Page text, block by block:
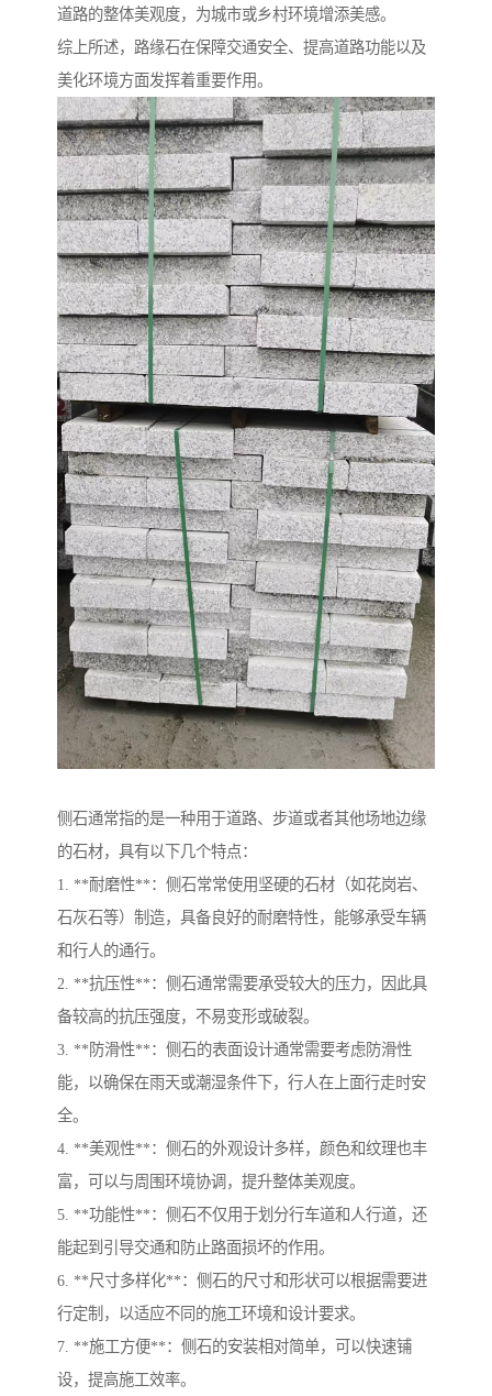
道路的整体美观度，为城市或乡村环境增添美感。
综上所述，路缘石在保障交通安全、提高道路功能以及
美化环境方面发挥着重要作用。
侧石通常指的是一种用于道路、步道或者其他场地边缘
的石材，具有以下几个特点：
1. **耐磨性**：侧石常常使用坚硬的石材（如花岗岩、
石灰石等）制造，具备良好的耐磨特性，能够承受车辆
和行人的通行。
2. **抗压性**：侧石通常需要承受较大的压力，因此具
备较高的抗压强度，不易变形或破裂。
3. **防滑性**：侧石的表面设计通常需要考虑防滑性
能，以确保在雨天或潮湿条件下，行人在上面行走时安
全。
4. **美观性**：侧石的外观设计多样，颜色和纹理也丰
富，可以与周围环境协调，提升整体美观度。
5. **功能性**：侧石不仅用于划分行车道和人行道，还
能起到引导交通和防止路面损坏的作用。
6. **尺寸多样化**：侧石的尺寸和形状可以根据需要进
行定制，以适应不同的施工环境和设计要求。
7. **施工方便**：侧石的安装相对简单，可以快速铺
设，提高施工效率。